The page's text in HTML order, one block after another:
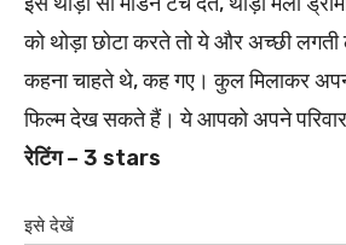
को थोड़ा छोटा करते तो ये और अच्छी लगती
कहना चाहते थे, कह गए। कुल मिलाकर
फिल्म देख सकते हैं। ये आपको अपने परिवार
रेटिंग – 3 stars